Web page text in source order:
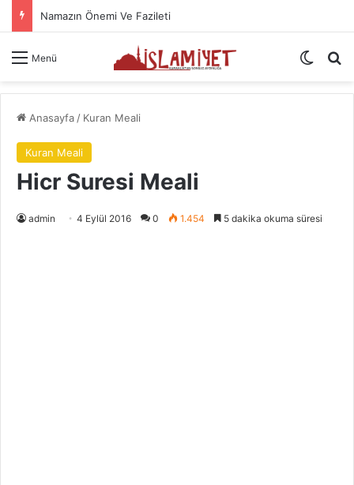
Namazın Önemi Ve Fazileti
Menü Dış
Anasayfa/ Kuran Meali
Kuran Meali
Hicr Suresi Meali
admin 4 Eylül 2016 0 1.454 5 dakika okuma süresi